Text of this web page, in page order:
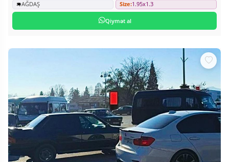
AĞDAŞ
Size:1.95x1.3
Qiymət al